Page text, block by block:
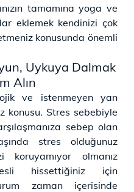
tamamına yoga ve
eklemek kendinizi çok
konusunda önemli
Uykuya Dalmak
Alın
ve istenmeyen yan
konusu. Stres sebebiyle
sebep olan
stres olduğunuz
olmanız
hissettiğiniz için
zaman içerisinde